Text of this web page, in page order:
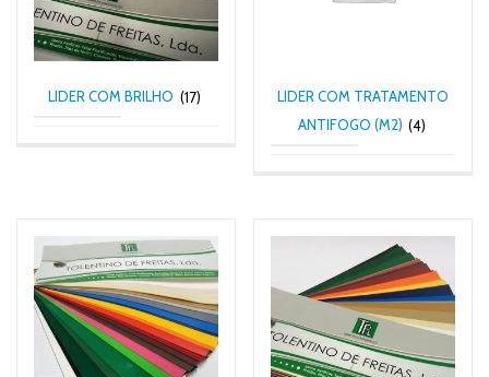
LIDER COM BRILHO (17)
LIDER COM TRATAMENTO
ANTIFOGO (M2) (4)